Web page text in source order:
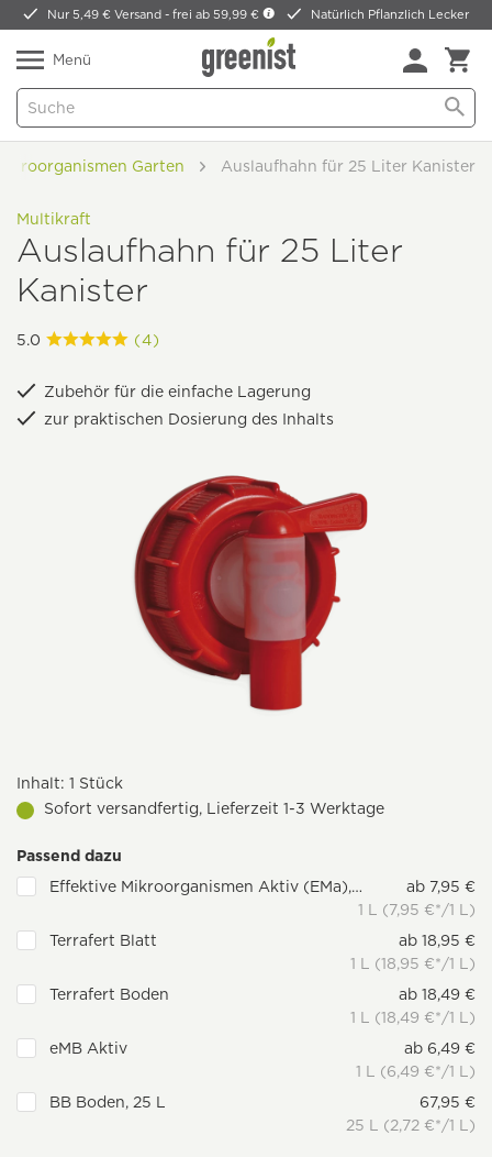
Nur 5,49 € Versand -frei ab 59,99 € Natürlich Pflanzlich Lecker
Menü
Garten Auslaufhahn für 25 Liter Kanister
Multikraft
Auslaufhahn für 25 Liter
Kanister
5.0 (4)
Zubehör für die einfache Lagerung
zur praktischen Dosierung des Inhalts
Inhalt: 1 Stück
Sofort versandfertig, Lieferzeit 1-3 Werktage
Passend dazu
Effektive Mikroorganismen Aktiv (EMa), 1 l
ab 7,95 €
1 L (7,95 €*/1 L)
Terrafert Blatt
ab 18,95 €
1 L (18,95 €*/1 L)
Terrafert Boden
ab 18,49 €
1 L (18,49 €*/1 L)
eMB Aktiv
ab 6,49 €
1 L (6,49 €*/1 L)
BB Boden, 25 L
67,95 €
25 L (2,72 €*/1 L)